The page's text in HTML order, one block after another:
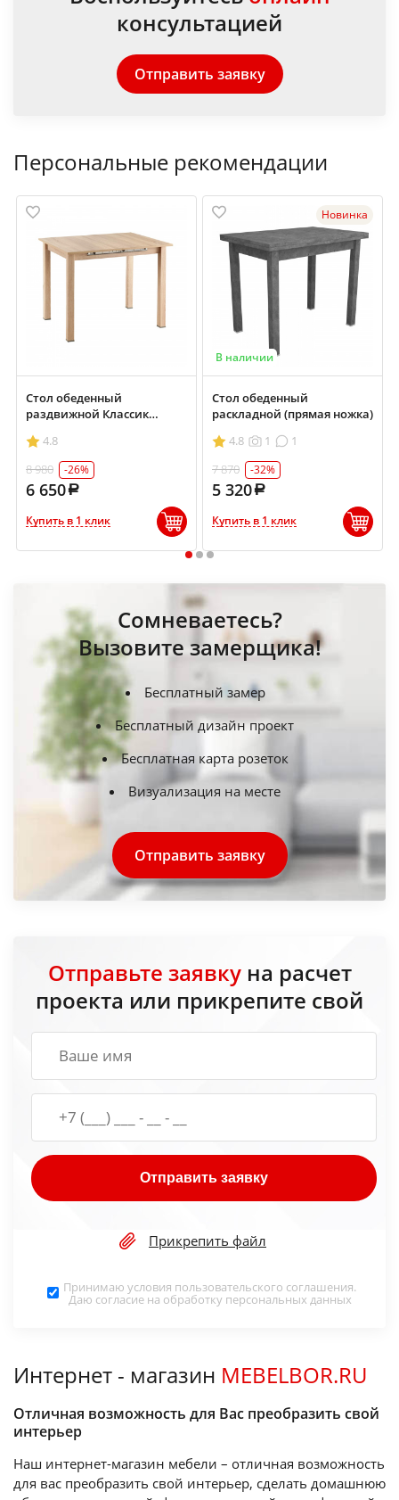
консультацией
Отправить заявку
Персональные рекомендации
Стол обеденный
раздвижной Классик
4.8
8 980
-26%
6 650
Купить в 1 клик
Новинка
В наличии
Стол обеденный
раскладной (прямая ножка)
4.8
1
1
7 870
-32%
5 320
Купить в 1 клик
1 2 3
Сомневаетесь?
Вызовите замерщика!
Бесплатный замер
Бесплатный дизайн проект
Бесплатная карта розеток
Визуализация на месте
Отправить заявку
Отправьте заявкуна расчет
проекта или прикрепите свой
Отправить заявку
Прикрепить файл
Принимаю условия пользовательского соглашения.
Даю согласие на обработку персональных данных
Интернет - магазин MEBELBOR.RU
Отличная возможность для Вас преобразить свой
интерьер
Наш интернет-магазин мебели – отличная возможность
для вас преобразить свой интерьер, сделать домашнюю